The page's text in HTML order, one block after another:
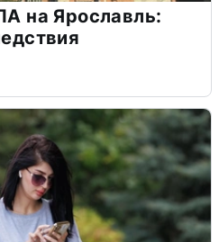
на Ярославль: